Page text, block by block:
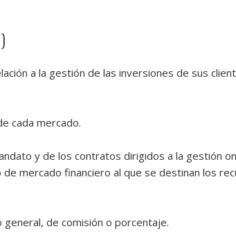
a la gestión de las inversiones de sus
cada mercado.
y de los contratos dirigidos a la gestión
mercado financiero al que se destinan los
de comisión o porcentaje.